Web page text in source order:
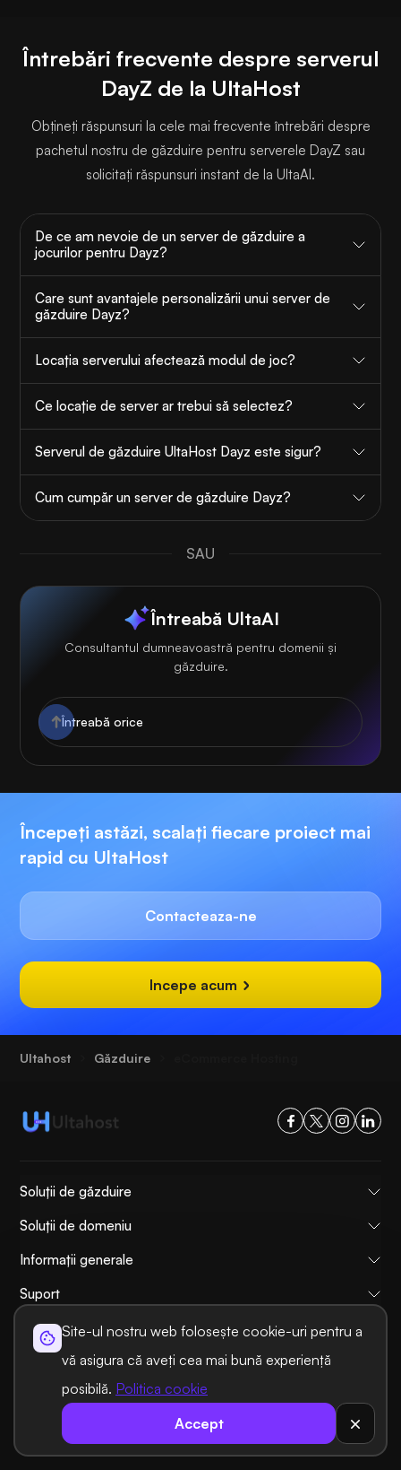
Site-ul nostru web folosește cookie-uri pentru a
vă asigura că aveți cea mai bună experiență
posibilă. Politica cookie
Accept
Întrebări frecvente despre serverul
DayZ de la UltaHost
Obțineți răspunsuri la cele mai frecvente întrebări despre
pachetul nostru de găzduire pentru serverele DayZ sau
solicitați răspunsuri instant de la UltaAI.
De ce am nevoie de un server de găzduire a
jocurilor pentru Dayz?
Care sunt avantajele personalizării unui server de
găzduire Dayz?
Locația serverului afectează modul de joc?
Ce locație de server ar trebui să selectez?
Serverul de găzduire UltaHost Dayz este sigur?
Cum cumpăr un server de găzduire Dayz?
SAU
Întreabă UltaAI
Consultantul dumneavoastră pentru domenii și
găzduire.
Începeți astăzi, scalați fiecare proiect mai
rapid cu UltaHost
Contacteaza-ne
Incepe acum
Ultahost Găzduire
Soluții de găzduire
Soluții de domeniu
Informații generale
Suport
Servicii de menaj
cel mai popular
Comparaţie
Tutoriale